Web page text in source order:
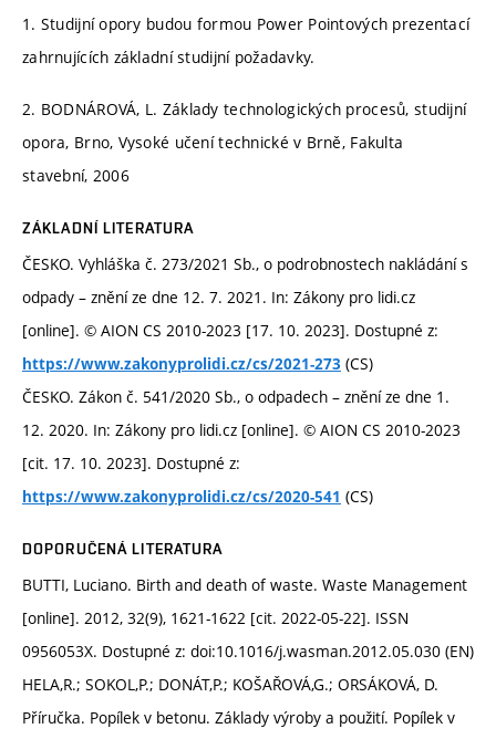
1. Studijní opory budou formou Power Pointových prezentací
zahrnujících základní studijní požadavky.
2. BODNÁROVÁ, L. Základy technologických procesů, studijní
opora, Brno, Vysoké učení technické v Brně, Fakulta
stavební, 2006
ZÁKLADNÍ LITERATURA
ČESKO. Vyhláška č. 273/2021 Sb., o podrobnostech nakládání s
odpady – znění ze dne 12. 7. 2021. In: Zákony pro lidi.cz
[online]. © AION CS 2010-2023 [17. 10. 2023]. Dostupné z:
https://www.zakonyprolidi.cz/cs/2021-273 (CS)
ČESKO. Zákon č. 541/2020 Sb., o odpadech – znění ze dne 1.
12. 2020. In: Zákony pro lidi.cz [online]. © AION CS 2010-2023
[cit. 17. 10. 2023]. Dostupné z:
https://www.zakonyprolidi.cz/cs/2020-541 (CS)
DOPORUČENÁ LITERATURA
BUTTI, Luciano. Birth and death of waste. Waste Management
[online]. 2012, 32(9), 1621-1622 [cit. 2022-05-22]. ISSN
0956053X. Dostupné z: doi:10.1016/j.wasman.2012.05.030 (EN)
HELA,R.; SOKOL,P.; DONÁT,P.; KOŠAŘOVÁ,G.; ORSÁKOVÁ, D.
Příručka. Popílek v betonu. Základy výroby a použití. Popílek v